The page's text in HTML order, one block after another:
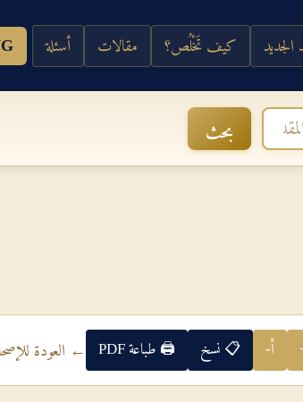
الجديد كيف تَخْلُص؟ مقالات أسئلة
بحث
أ- 📋 نسخ 🖨 طباعة PDF ← العودة